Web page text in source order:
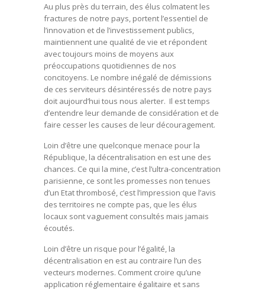
Au plus près du terrain, des élus colmatent les
fractures de notre pays, portent l’essentiel de
l’innovation et de l’investissement publics,
maintiennent une qualité de vie et répondent
avec toujours moins de moyens aux
préoccupations quotidiennes de nos
concitoyens. Le nombre inégalé de démissions
de ces serviteurs désintéressés de notre pays
doit aujourd’hui tous nous alerter. Il est temps
d’entendre leur demande de considération et de
faire cesser les causes de leur découragement.
Loin d’être une quelconque menace pour la
République, la décentralisation en est une des
chances. Ce qui la mine, c’est l’ultra-concentration
parisienne, ce sont les promesses non tenues
d’un Etat thrombosé, c’est l’impression que l’avis
des territoires ne compte pas, que les élus
locaux sont vaguement consultés mais jamais
écoutés.
Loin d’être un risque pour l’égalité, la
décentralisation en est au contraire l’un des
vecteurs modernes. Comment croire qu’une
application réglementaire égalitaire et sans